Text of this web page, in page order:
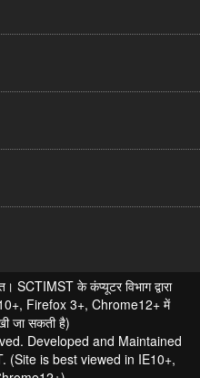
SCTIMST के कंप्यूटर विभाग द्वारा
Firefox 3+, Chrome12+ में
जा सकती है)
Developed and Maintained
(Site is best viewed in IE10+,